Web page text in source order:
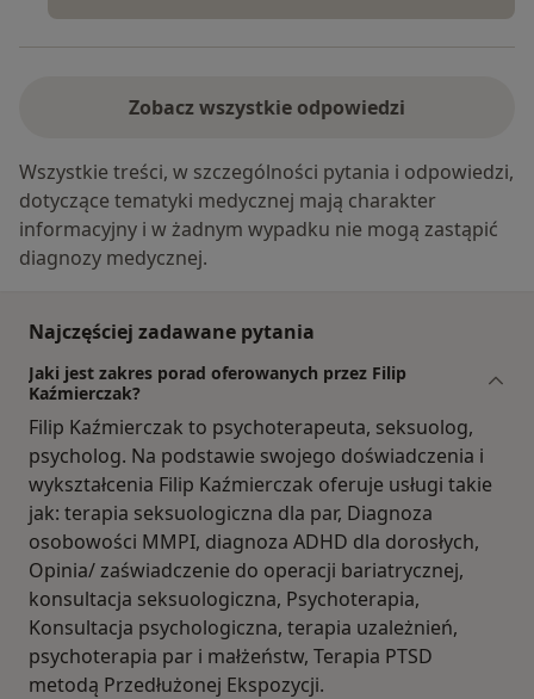
Zobacz wszystkie odpowiedzi
Wszystkie treści, w szczególności pytania i odpowiedzi,
dotyczące tematyki medycznej mają charakter
informacyjny i w żadnym wypadku nie mogą zastąpić
diagnozy medycznej.
Najczęściej zadawane pytania
Jaki jest zakres porad oferowanych przez Filip
Kaźmierczak?
Filip Kaźmierczak to psychoterapeuta, seksuolog,
psycholog. Na podstawie swojego doświadczenia i
wykształcenia Filip Kaźmierczak oferuje usługi takie
jak: terapia seksuologiczna dla par, Diagnoza
osobowości MMPI, diagnoza ADHD dla dorosłych,
Opinia/ zaświadczenie do operacji bariatrycznej,
konsultacja seksuologiczna, Psychoterapia,
Konsultacja psychologiczna, terapia uzależnień,
psychoterapia par i małżeństw, Terapia PTSD
metodą Przedłużonej Ekspozycji.